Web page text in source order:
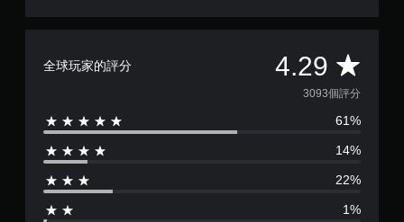
全球玩家的評分 4.29 平
均
評
分
3093個評分
61%
14%
22%
1%